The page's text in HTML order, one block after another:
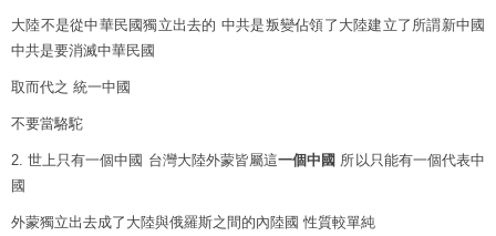
大陸不是從中華民國獨立出去的 中共是叛變佔領了大陸建立了所謂新中國
中共是要消滅中華民國
取而代之 統一中國
不要當駱駝
2. 世上只有一個中國 台灣大陸外蒙皆屬這一個中國 所以只能有一個代表中
國
外蒙獨立出去成了大陸與俄羅斯之間的內陸國 性質較單純